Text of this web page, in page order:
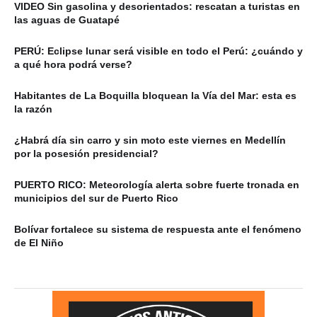
VIDEO Sin gasolina y desorientados: rescatan a turistas en
las aguas de Guatapé
PERÚ: Eclipse lunar será visible en todo el Perú: ¿cuándo y
a qué hora podrá verse?
Habitantes de La Boquilla bloquean la Vía del Mar: esta es
la razón
¿Habrá día sin carro y sin moto este viernes en Medellín
por la posesión presidencial?
PUERTO RICO: Meteorología alerta sobre fuerte tronada en
municipios del sur de Puerto Rico
Bolívar fortalece su sistema de respuesta ante el fenómeno
de El Niño